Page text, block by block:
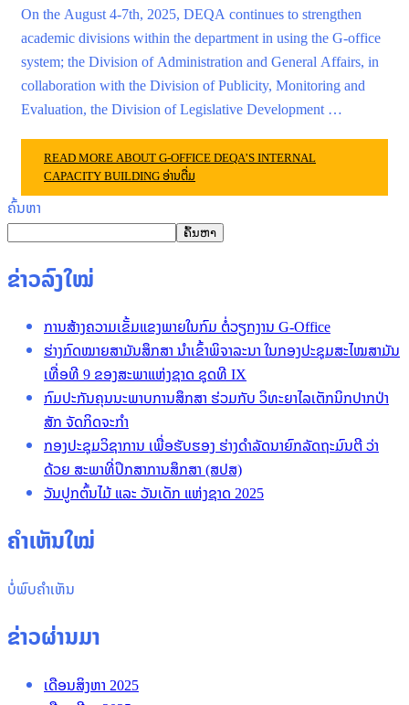
On the August 4-7th, 2025, DEQA continues to strengthen
academic divisions within the department in using the G-office
system; the Division of Administration and General Affairs, in
collaboration with the Division of Publicity, Monitoring and
Evaluation, the Division of Legislative Development …
READ MORE ABOUT G-OFFICE DEQA’S INTERNAL
CAPACITY BUILDINGອ່ານຕື່ມ
ຄົ້ນຫາ
ຄົ້ນຫາ
ຂ່າວລົງໃໝ່
ການສ້າງຄວາມເຂັ້ມແຂງພາຍໃນກົມ ຕໍ່ວຽກງານ G-Office
ຮ່າງກົດໝາຍສາມັນສຶກສາ ນໍາເຂົ້າພິຈາລະນາ ໃນກອງປະຊຸມສະໄໝສາມັນ
ເທື່ອທີ 9 ຂອງສະພາແຫ່ງຊາດ ຊຸດທີ IX
ກົມປະກັນຄຸນນະພາບການສຶກສາ ຮ່ວມກັບ ວິທະຍາໄລເຕັກນິກປາກປ່າ
ສັກ ຈັດກິດຈະກໍາ
ກອງປະຊຸມວິຊາການ ເພື່ອຮັບຮອງ ຮ່າງດໍາລັດນາຍົກລັດຖະມົນຕີ ວ່າ
ດ້ວຍ ສະພາທີ່ປຶກສາການສຶກສາ (ສປສ)
ວັນປູກຕົ້ນໄມ້ ແລະ ວັນເດັກ ແຫ່ງຊາດ 2025
ຄໍາເຫັນໃໝ່
ບໍ່ພົບຄໍາເຫັນ
ຂ່າວຜ່ານມາ
ເດືອນສິງຫາ 2025